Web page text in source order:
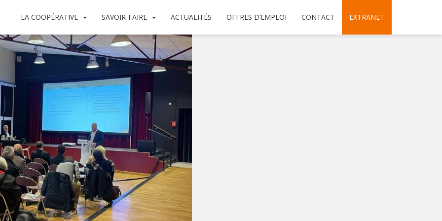
LA COOPÉRATIVE SAVOIR-FAIRE ACTUALITÉS OFFRES D’EMPLOI CONTACT EXTRANET